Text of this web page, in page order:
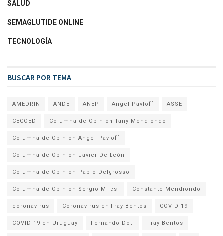
SALUD
SEMAGLUTIDE ONLINE
TECNOLOGÍA
BUSCAR POR TEMA
AMEDRIN ANDE ANEP Angel Pavloff ASSE
CECOED Columna de Opinion Tany Mendiondo
Columna de Opinión Angel Pavloff
Columna de Opinión Javier De León
Columna de Opinión Pablo Delgrosso
Columna de Opinión Sergio Milesi Constante Mendiondo
coronavirus Coronavirus en Fray Bentos COVID-19
COVID-19 en Uruguay Fernando Doti Fray Bentos